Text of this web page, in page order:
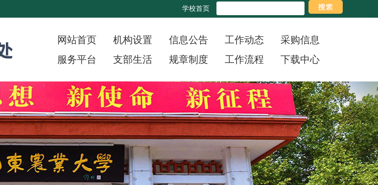
学校首页
网站首页 机构设置 信息公告 工作动态
采购信息
服务平台
支部生活 规章制度 工作流程 下载中心